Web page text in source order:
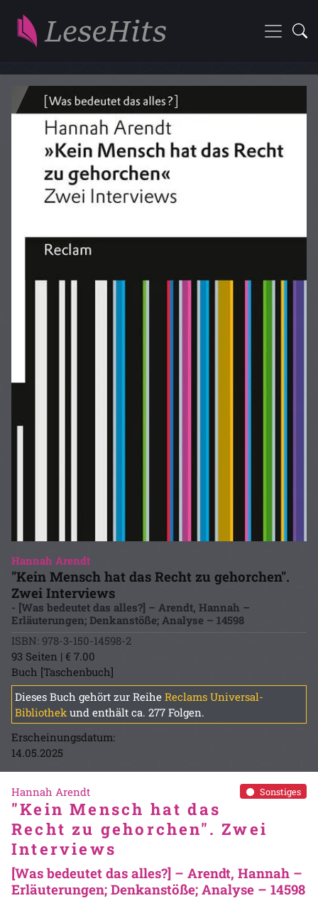
Hannah Arendt
"Kein Mensch hat das Recht zu gehorchen".
Zwei Interviews
- [Was bedeutet das alles?] – Arendt, Hannah –
Erläuterungen; Denkanstöße; Analyse – 14598
ISBN: 978-3-150-14598-2
93 Seiten | € 7.00
Buch [Taschenbuch]
Dieses Buch gehört zur Reihe Reclams Universal-
Bibliothek und enthält ca. 277 Folgen.
Erscheinungsdatum:
14.05.2025
Sonstiges
Hannah Arendt
"Kein Mensch hat das
Recht zu gehorchen". Zwei
Interviews
[Was bedeutet das alles?] – Arendt, Hannah –
Erläuterungen; Denkanstöße; Analyse – 14598